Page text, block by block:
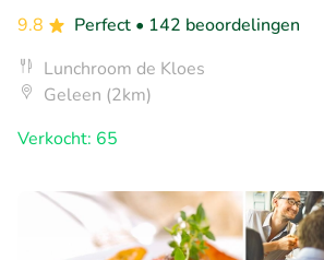
9.8
Perfect • 142 beoordelingen
Lunchroom de Kloes
Geleen (2km)
Verkocht: 65